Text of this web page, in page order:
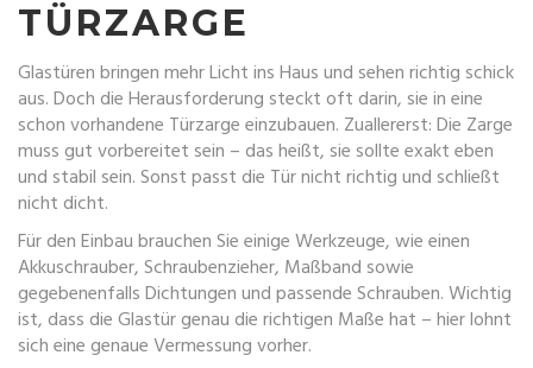
TÜRZARGE
Glastüren bringen mehr Licht ins Haus und sehen richtig schick
aus. Doch die Herausforderung steckt oft darin, sie in eine
schon vorhandene Türzarge einzubauen. Zuallererst: Die Zarge
muss gut vorbereitet sein – das heißt, sie sollte exakt eben
und stabil sein. Sonst passt die Tür nicht richtig und schließt
nicht dicht.
Für den Einbau brauchen Sie einige Werkzeuge, wie einen
Akkuschrauber, Schraubenzieher, Maßband sowie
gegebenenfalls Dichtungen und passende Schrauben. Wichtig
ist, dass die Glastür genau die richtigen Maße hat – hier lohnt
sich eine genaue Vermessung vorher.